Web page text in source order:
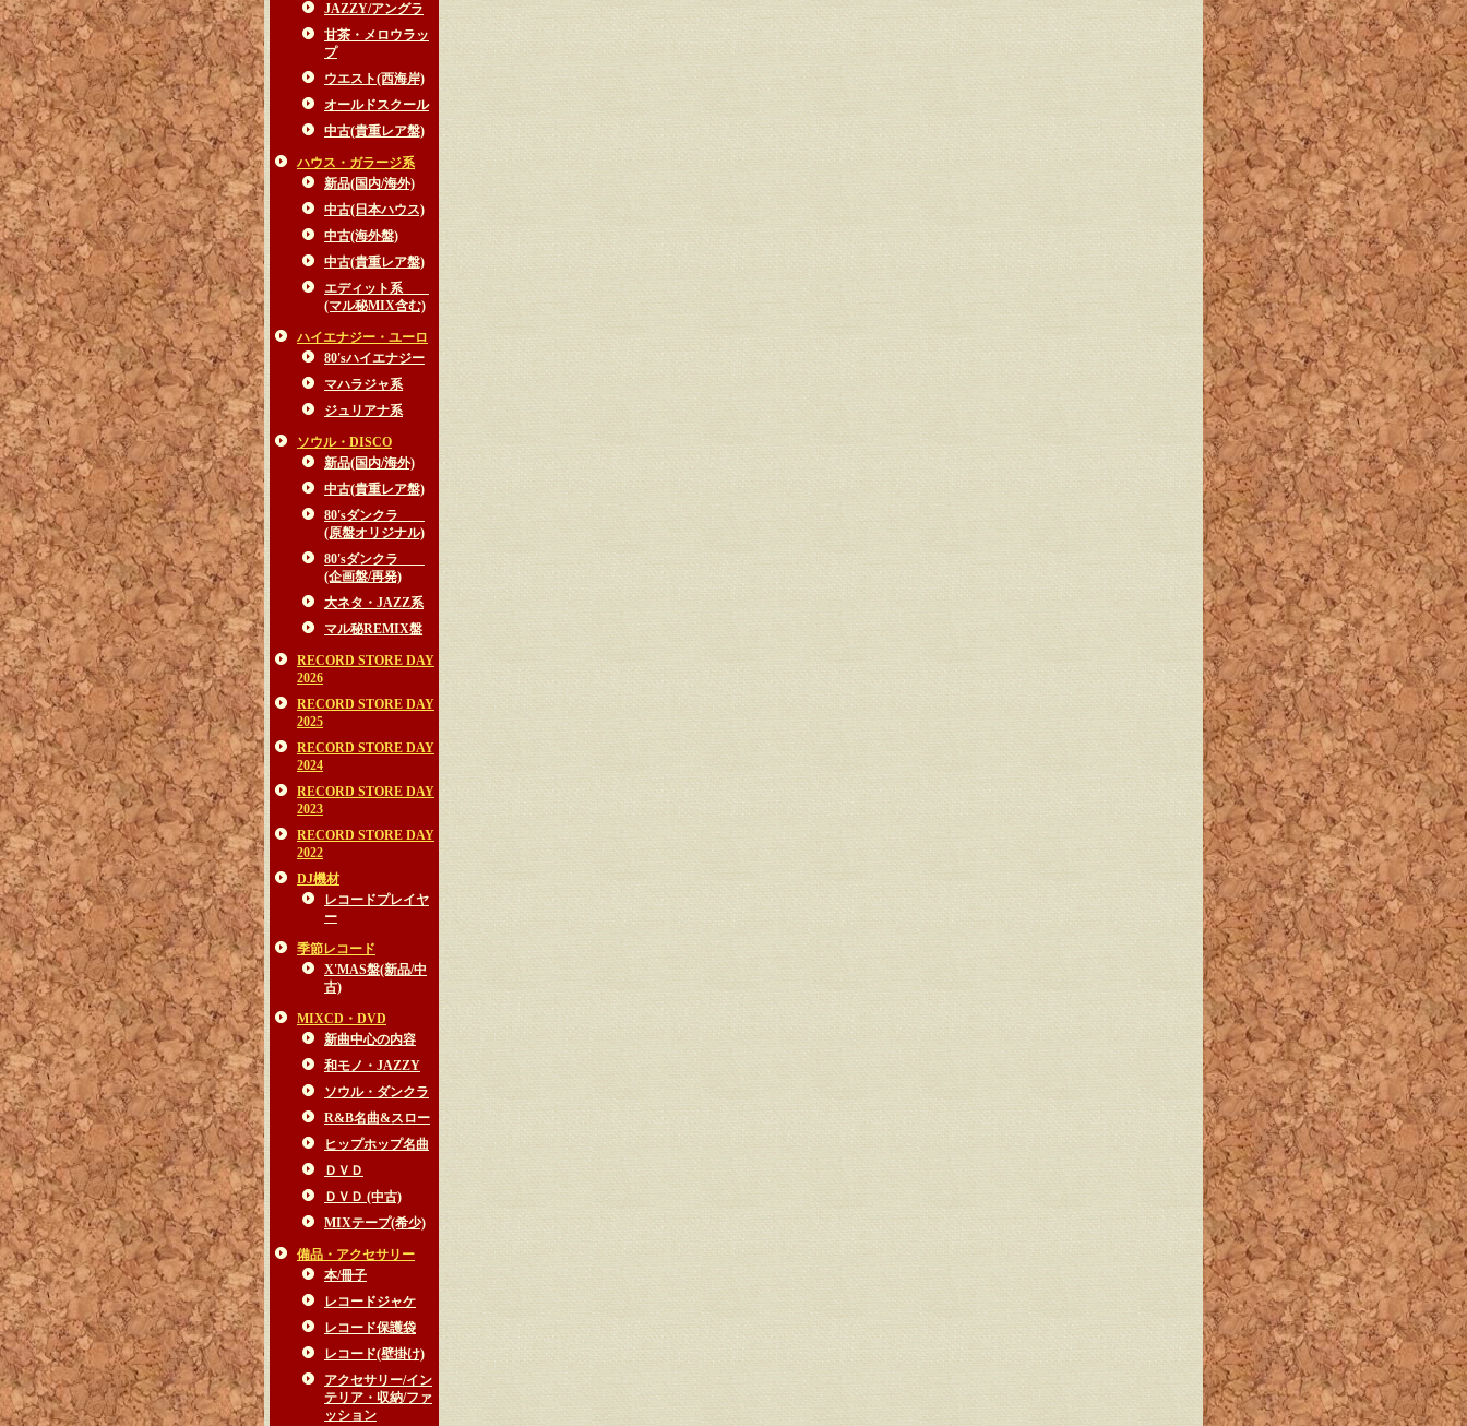
JAZZY/アングラ
甘茶・メロウラッ
プ
ウエスト(西海岸)
オールドスクール
中古(貴重レア盤)
ハウス・ガラージ系
新品(国内/海外)
中古(日本ハウス)
中古(海外盤)
中古(貴重レア盤)
エディット系
(マル秘MIX含む)
ハイエナジー・ユーロ
80'sハイエナジー
マハラジャ系
ジュリアナ系
ソウル・DISCO
新品(国内/海外)
中古(貴重レア盤)
80'sダンクラ
(原盤オリジナル)
80'sダンクラ
(企画盤/再発)
大ネタ・JAZZ系
マル秘REMIX盤
RECORD STORE DAY
2026
RECORD STORE DAY
2025
RECORD STORE DAY
2024
RECORD STORE DAY
2023
RECORD STORE DAY
2022
DJ機材
レコードプレイヤ
ー
季節レコード
X'MAS盤(新品/中
古)
MIXCD・DVD
新曲中心の内容
和モノ・JAZZY
ソウル・ダンクラ
R&B名曲&スロー
ヒップホップ名曲
ＤＶＤ
ＤＶＤ (中古)
MIXテープ(希少)
備品・アクセサリー
本/冊子
レコードジャケ
レコード保護袋
レコード(壁掛け)
アクセサリー/イン
テリア・収納/ファ
ッション